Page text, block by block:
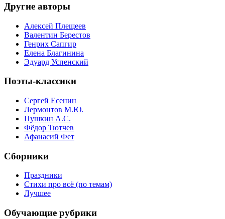
Другие авторы
Алексей Плещеев
Валентин Берестов
Генрих Сапгир
Елена Благинина
Эдуард Успенский
Поэты-классики
Сергей Есенин
Лермонтов М.Ю.
Пушкин А.С.
Фёдор Тютчев
Афанасий Фет
Сборники
Праздники
Стихи про всё (по темам)
Лучшее
Обучающие рубрики